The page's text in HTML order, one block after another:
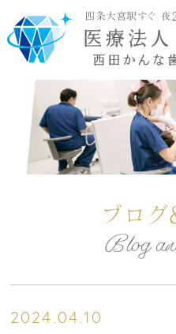
ブログ
Blog
2024.04.10